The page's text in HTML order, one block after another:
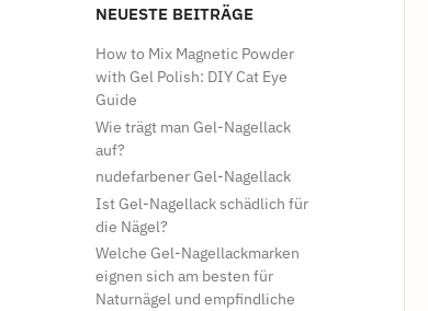
NEUESTE BEITRÄGE
How to Mix Magnetic Powder
with Gel Polish: DIY Cat Eye
Guide
Wie trägt man Gel-Nagellack
auf?
nudefarbener Gel-Nagellack
Ist Gel-Nagellack schädlich für
die Nägel?
Welche Gel-Nagellackmarken
eignen sich am besten für
Naturnägel und empfindliche